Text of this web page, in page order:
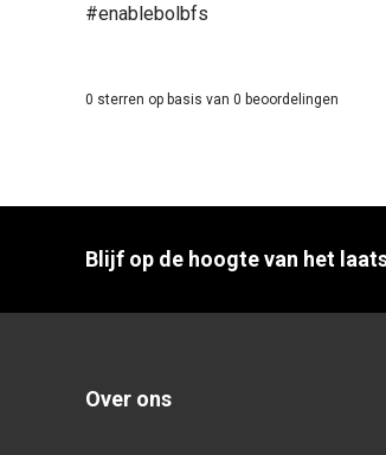
#enablebolbfs
0 sterren op basis van 0 beoordelingen
Blijf op de hoogte van het
Over ons